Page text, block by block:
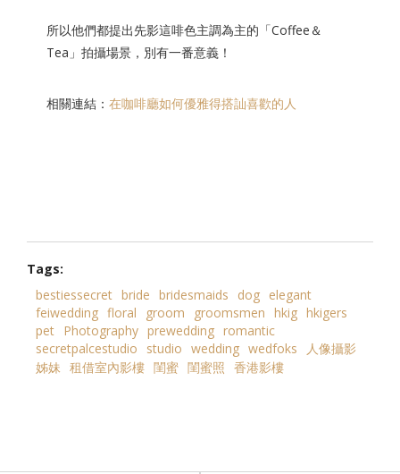
所以他們都提出先影這啡色主調為主的「Coffee＆
Tea」拍攝場景 ，別有一番意義！
相關連結：在咖啡廳如何優雅得搭訕喜歡的人
Tags:
bestiessecret bride bridesmaids dog elegant
feiwedding floral groom groomsmen hkig hkigers
pet Photography prewedding romantic
secretpalcestudio
studio wedding wedfoks
人像攝影
姊妹 租借室內影樓 閨蜜 閨蜜照 香港影樓